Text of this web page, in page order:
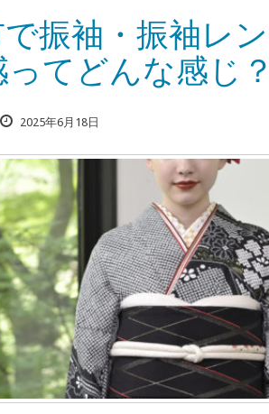
振袖・振袖レ
てどんな感じ？
2025年6月18日